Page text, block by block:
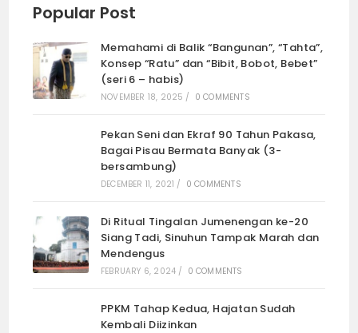
Popular Post
Memahami di Balik “Bangunan”, “Tahta”,
Konsep “Ratu” dan “Bibit, Bobot, Bebet”
(seri 6 – habis)
NOVEMBER 18, 2025 / 0 COMMENTS
Pekan Seni dan Ekraf 90 Tahun Pakasa,
Bagai Pisau Bermata Banyak (3-
bersambung)
DECEMBER 11, 2021 / 0 COMMENTS
Di Ritual Tingalan Jumenengan ke-20
Siang Tadi, Sinuhun Tampak Marah dan
Mendengus
FEBRUARY 6, 2024 / 0 COMMENTS
PPKM Tahap Kedua, Hajatan Sudah
Kembali Diizinkan